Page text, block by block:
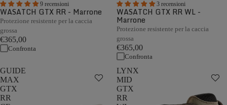
9 recensioni
WASATCH GTX RR - Marrone
Protezione resistente per la caccia
grossa
€365,00
Confronta
3 recensioni
WASATCH GTX RR WL -
Marrone
Protezione resistente per la caccia
grossa
€365,00
Confronta
GUIDE
MAX
GTX
RR
LYNX
MID
GTX
RR